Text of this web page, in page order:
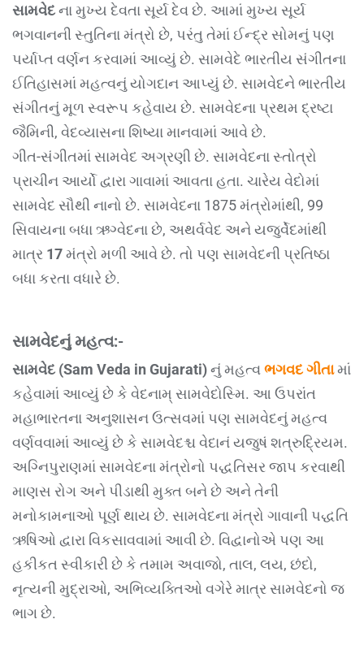
સામવેદના મુખ્ય દેવતા સૂર્ય દેવ છે. આમાં મુખ્ય સૂર્ય
ભગવાનની સ્તુતિના મંત્રો છે, પરંતુ તેમાં ઈન્દ્ર સોમનું પણ
પર્યાપ્ત વર્ણન કરવામાં આવ્યું છે. સામવેદે ભારતીય સંગીતના
ઈતિહાસમાં મહત્વનું યોગદાન આપ્યું છે. સામવેદને ભારતીય
સંગીતનું મૂળ સ્વરૂપ કહેવાય છે. સામવેદના પ્રથમ દ્રષ્ટા
જૈમિની, વેદવ્યાસના શિષ્યા માનવામાં આવે છે.
ગીત-સંગીતમાં સામવેદ અગ્રણી છે. સામવેદના સ્તોત્રો
પ્રાચીન આર્યો દ્વારા ગાવામાં આવતા હતા. ચારેય વેદોમાં
સામવેદ સૌથી નાનો છે. સામવેદના 1875 મંત્રોમાંથી, 99
સિવાયના બધા ઋગ્વેદના છે, અથર્વવેદ અને યજુર્વેદમાંથી
માત્ર 17મંત્રો મળી આવે છે. તો પણ સામવેદની પ્રતિષ્ઠા
બધા કરતા વધારે છે.
સામવેદનું મહત્વ:-
સામવેદ (Sam Veda in Gujarati)નું મહત્વભગવદ ગીતામાં
કહેવામાં આવ્યું છે કે વેદનામ્ સામવેદોસ્મિ. આ ઉપરાંત
મહાભારતના અનુશાસન ઉત્સવમાં પણ સામવેદનું મહત્વ
વર્ણવવામાં આવ્યું છે કે સામવેદશ્ચ વેદાનં યજુષં શત્રુદ્રિયમ.
અગ્નિપુરાણમાં સામવેદના મંત્રોનો પદ્ધતિસર જાપ કરવાથી
માણસ રોગ અને પીડાથી મુક્ત બને છે અને તેની
મનોકામનાઓ પૂર્ણ થાય છે. સામવેદના મંત્રો ગાવાની પદ્ધતિ
ઋષિઓ દ્વારા વિકસાવવામાં આવી છે. વિદ્વાનોએ પણ આ
હકીકત સ્વીકારી છે કે તમામ અવાજો, તાલ, લય, છંદો,
નૃત્યની મુદ્રાઓ, અભિવ્યક્તિઓ વગેરે માત્ર સામવેદનો જ
ભાગ છે.